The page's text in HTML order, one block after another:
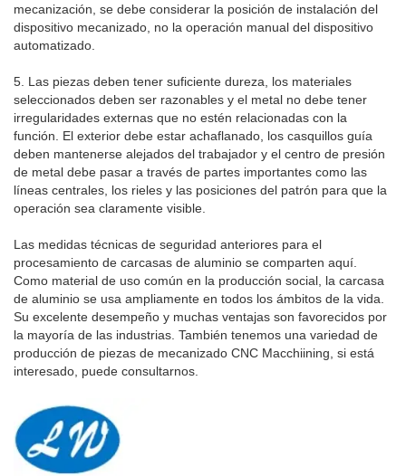
mecanización, se debe considerar la posición de instalación del
dispositivo mecanizado, no la operación manual del dispositivo
automatizado.
5. Las piezas deben tener suficiente dureza, los materiales
seleccionados deben ser razonables y el metal no debe tener
irregularidades externas que no estén relacionadas con la
función. El exterior debe estar achaflanado, los casquillos guía
deben mantenerse alejados del trabajador y el centro de presión
de metal debe pasar a través de partes importantes como las
líneas centrales, los rieles y las posiciones del patrón para que la
operación sea claramente visible.
Las medidas técnicas de seguridad anteriores para el
procesamiento de carcasas de aluminio se comparten aquí.
Como material de uso común en la producción social, la carcasa
de aluminio se usa ampliamente en todos los ámbitos de la vida.
Su excelente desempeño y muchas ventajas son favorecidos por
la mayoría de las industrias. También tenemos una variedad de
producción de piezas de mecanizado CNC Macchiining, si está
interesado, puede consultarnos.